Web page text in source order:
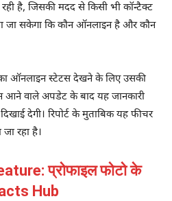
है, जिसकी मदद से किसी भी कॉन्टैक्ट
जा सकेगा कि कौन ऑनलाइन है और कौन
ऑनलाइन स्टेटस देखने के लिए उसकी
वाले अपडेट के बाद यह जानकारी
देगी। रिपोर्ट के मुताबिक यह फीचर
रहा है।
प्रोफाइल फोटो के
Hub